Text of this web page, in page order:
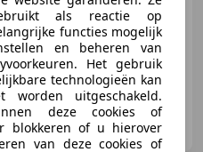
50 kW (68 PK)
als reactie op
functies mogelijk
en beheren van
Het gebruik
technologieën kan
worden uitgeschakeld.
deze cookies of
blokkeren of u hierover
van deze cookies of